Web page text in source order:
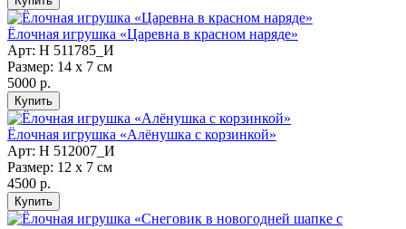
Ёлочная игрушка «Царевна в красном наряде»
Арт: Н 511785_И
Размер: 14 х 7 см
5000 р.
Ёлочная игрушка «Алёнушка с корзинкой»
Арт: Н 512007_И
Размер: 12 х 7 см
4500 р.